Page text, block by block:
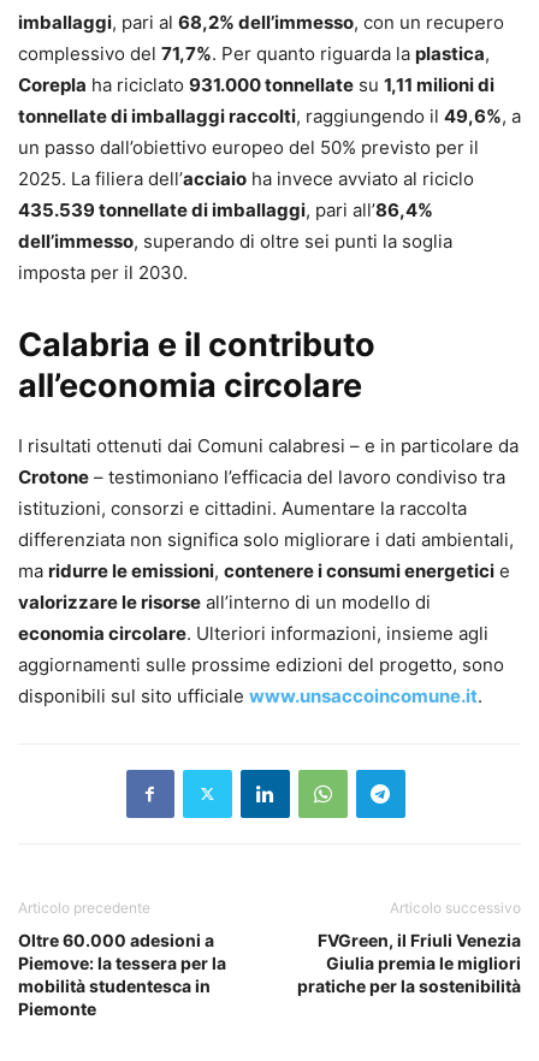
imballaggi, pari al 68,2% dell’immesso, con un recupero
complessivo del 71,7%. Per quanto riguarda la plastica,
Corepla ha riciclato 931.000 tonnellate su 1,11 milioni di
tonnellate di imballaggi raccolti, raggiungendo il 49,6%, a
un passo dall’obiettivo europeo del 50% previsto per il
2025. La filiera dell’acciaio ha invece avviato al riciclo
435.539 tonnellate di imballaggi, pari all’86,4%
dell’immesso, superando di oltre sei punti la soglia
imposta per il 2030.
Calabria e il contributo
all’economia circolare
I risultati ottenuti dai Comuni calabresi – e in particolare da
Crotone – testimoniano l’efficacia del lavoro condiviso tra
istituzioni, consorzi e cittadini. Aumentare la raccolta
differenziata non significa solo migliorare i dati ambientali,
ma ridurre le emissioni, contenere i consumi energetici e
valorizzare le risorse all’interno di un modello di
economia circolare. Ulteriori informazioni, insieme agli
aggiornamenti sulle prossime edizioni del progetto, sono
disponibili sul sito ufficiale www.unsaccoincomune.it.
Articolo precedente
Oltre 60.000 adesioni a
Piemove: la tessera per la
mobilità studentesca in
Piemonte
Articolo successivo
FVGreen, il Friuli Venezia
Giulia premia le migliori
pratiche per la sostenibilità